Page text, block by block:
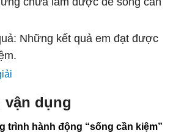
Những kết quả em đạt được
vận dụng
trình hành động “sống cần kiệm”